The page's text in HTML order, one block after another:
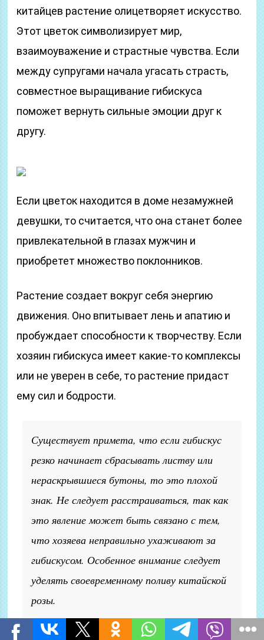
китайцев растение олицетворяет искусство.
Этот цветок символизирует мир,
взаимоуважение и страстные чувства. Если
между супругами начала угасать страсть,
совместное выращивание гибискуса
поможет вернуть сильные эмоции друг к
другу.
Если цветок находится в доме незамужней
девушки, то считается, что она станет более
привлекательной в глазах мужчин и
приобретет множество поклонников.
Растение создает вокруг себя энергию
движения. Оно впитывает лень и апатию и
пробуждает способности к творчеству. Если
хозяин гибискуса имеет какие-то комплексы
или не уверен в себе, то растение придаст
ему сил и бодрости.
Существует примета, что если гибискус
резко начинает сбрасывать листву или
нераскрывшиеся бутоны, то это плохой
знак. Не следует расстраиваться, так как
это явление может быть связано с тем,
что хозяева неправильно ухаживают за
гибискусом. Особенное внимание следует
уделять своевременному поливу китайской
розы.
Хризантема, согласно народным верованиям,